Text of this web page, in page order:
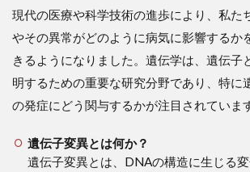
現代の医療や科学技術の進歩により、私た
やその異常がどのように病気に影響するか
きるようになりました。遺伝学は、遺伝子
明するための重要な研究分野であり、特に
の発症にどう関与するかが注目されていま
遺伝子変異とは何か？
遺伝子変異とは、DNAの構造に生じる